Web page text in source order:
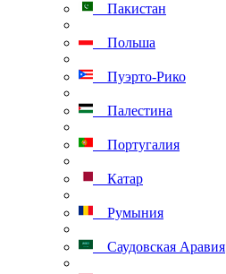
Пакистан
Польша
Пуэрто-Рико
Палестина
Португалия
Катар
Румыния
Саудовская Аравия